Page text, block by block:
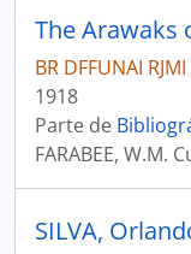
BR DFFUNAI
1918
Parte de
FARABEE, W.M.